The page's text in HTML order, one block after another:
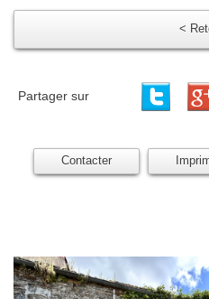
<
Partager sur
Contacter